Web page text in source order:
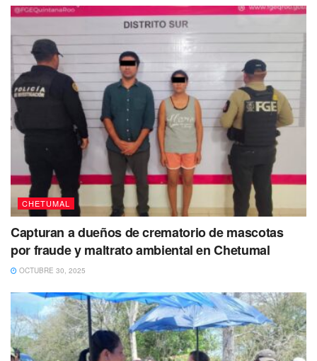
antes de abordar los vehículos, hay que cerciorarse del
número económico para poder sustentar las denuncias.
Por último, dijo que en tanto esperan la entrada en vigor
del aumento en las combis, insistirán para que se concrete
la solicitud para incrementar las tarifas de taxis, ya que
más de 10 mil familias dependen de los ingresos que se
generan por esta actividad.
No dejes de Leer
CHETUMAL
Capturan a dueños de crematorio de mascotas
por fraude y maltrato ambiental en Chetumal
OCTUBRE 30, 2025